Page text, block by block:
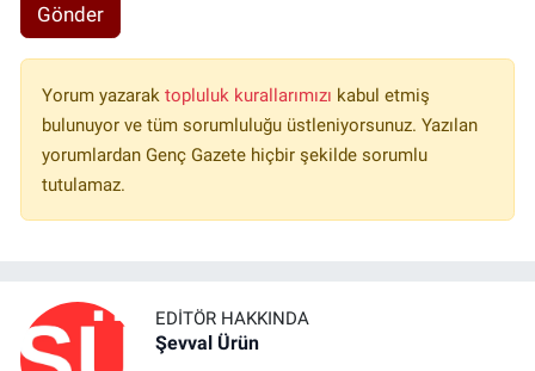
Gönder
Yorum yazarak topluluk kurallarımızı kabul etmiş
bulunuyor ve tüm sorumluluğu üstleniyorsunuz. Yazılan
yorumlardan Genç Gazete hiçbir şekilde sorumlu
tutulamaz.
EDITÖR HAKKINDA
Şevval Ürün